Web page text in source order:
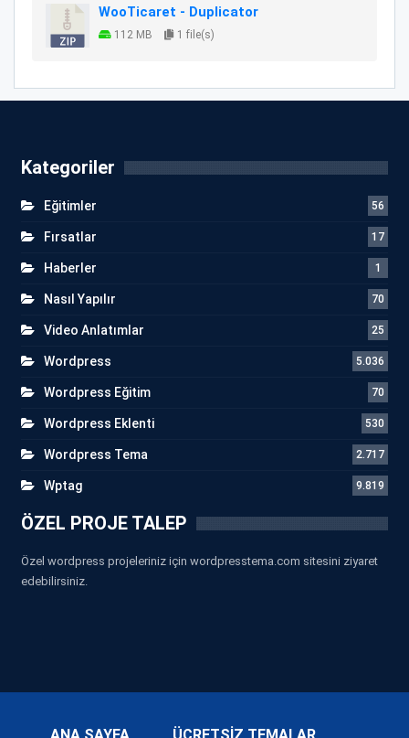
WooTicaret - Duplicator
112 MB 1 file(s)
Kategoriler
Eğitimler 56
Fırsatlar 17
Haberler 1
Nasıl Yapılır 70
Video Anlatımlar 25
Wordpress 5.036
Wordpress Eğitim 70
Wordpress Eklenti 530
Wordpress Tema 2.717
Wptag 9.819
ÖZEL PROJE TALEP
Özel wordpress projeleriniz için wordpresstema.com sitesini ziyaret
edebilirsiniz.